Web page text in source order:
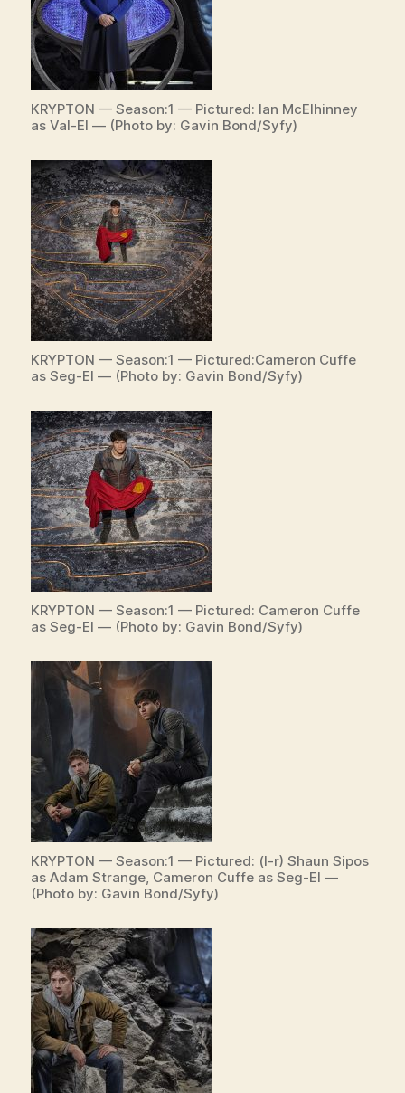
KRYPTON — Season:1 — Pictured: Ian McElhinney
as Val-El — (Photo by: Gavin Bond/Syfy)
KRYPTON — Season:1 — Pictured:Cameron Cuffe
as Seg-El — (Photo by: Gavin Bond/Syfy)
KRYPTON — Season:1 — Pictured: Cameron Cuffe
as Seg-El — (Photo by: Gavin Bond/Syfy)
KRYPTON — Season:1 — Pictured: (l-r) Shaun Sipos
as Adam Strange, Cameron Cuffe as Seg-El —
(Photo by: Gavin Bond/Syfy)